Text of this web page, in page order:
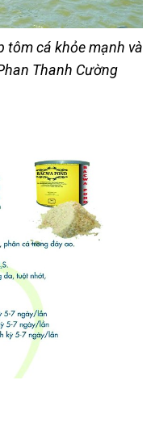
tôm cá khỏe mạnh và
Thanh Cường